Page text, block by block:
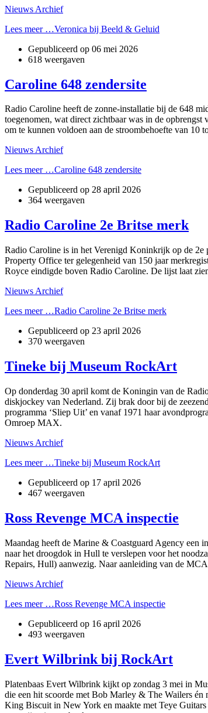
Nieuws Archief
Lees meer …Veronica bij Beeld & Geluid
Gepubliceerd op 06 mei 2026
618 weergaven
Caroline 648 zendersite
Radio Caroline heeft de zonne-installatie bij de 648
toegenomen, wat direct zichtbaar was in de opbrengst
om te kunnen voldoen aan de stroombehoefte van 10
Nieuws Archief
Lees meer …Caroline 648 zendersite
Gepubliceerd op 28 april 2026
364 weergaven
Radio Caroline 2e Britse merk
Radio Caroline is in het Verenigd Koninkrijk op de 2e
Property Office ter gelegenheid van 150 jaar
Royce eindigde boven Radio Caroline. De lijst laat
Nieuws Archief
Lees meer …Radio Caroline 2e Britse merk
Gepubliceerd op 23 april 2026
370 weergaven
Tineke bij Museum RockArt
Op donderdag 30 april komt de Koningin van de
diskjockey van Nederland. Zij brak door bij de
programma ‘Sliep Uit’ en vanaf 1971 haar
Omroep MAX.
Nieuws Archief
Lees meer …Tineke bij Museum RockArt
Gepubliceerd op 17 april 2026
467 weergaven
Ross Revenge MCA inspectie
Maandag heeft de Marine & Coastguard Agency een
naar het droogdok in Hull te verslepen voor het
Repairs, Hull) aanwezig. Naar aanleiding van de
Nieuws Archief
Lees meer …Ross Revenge MCA inspectie
Gepubliceerd op 16 april 2026
493 weergaven
Evert Wilbrink bij RockArt
Platenbaas Evert Wilbrink kijkt op zondag 3 mei in
die een hit scoorde met Bob Marley & The Wailers én
King Biscuit in New York en maakte met Teye